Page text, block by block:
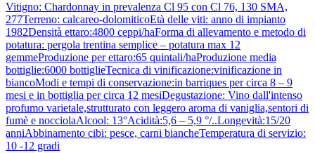
Vitigno: Chardonnay in prevalenza Cl 95 con Cl 76, 130 SMA,
277Terreno: calcareo-dolomiticoEtà delle viti: anno di impianto
1982Densità ettaro:4800 ceppi/haForma di allevamento e metodo di
potatura: pergola trentina semplice – potatura max 12
gemmeProduzione per ettaro:65 quintali/haProduzione media
bottiglie:6000 bottiglieTecnica di vinificazione:vinificazione in
biancoModi e tempi di conservazione:in barriques per circa 8 – 9
mesi e in bottiglia per circa 12 mesiDegustazione: Vino dall'intenso
profumo varietale,strutturato con leggero aroma di vaniglia,sentori di
fumè e nocciolaAlcool: 13°Acidità:5,6 – 5,9 °/..Longevità:15/20
anniAbbinamento cibi: pesce, carni biancheTemperatura di servizio:
10 -12 gradi